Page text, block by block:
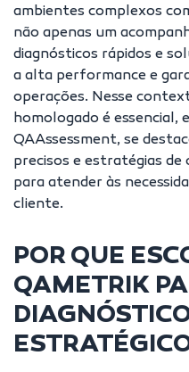
ambientes complexos
não apenas um
diagnósticos rápidos e
a alta performance e
operações. Nesse
homologado é essencial,
QAAssessment, se
precisos e estratégias
para atender às
cliente.
POR QUE
QAMETRIK